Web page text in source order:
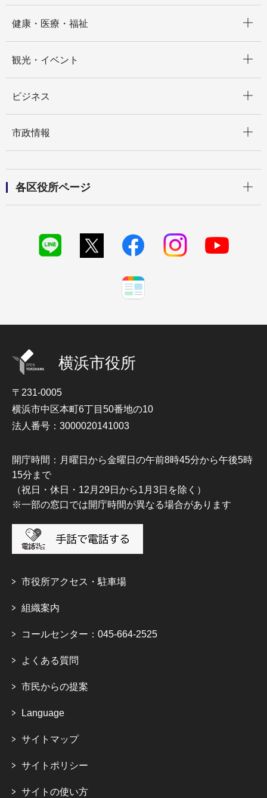
健康・医療・福祉
観光・イベント
ビジネス
市政情報
各区役所ページ
横浜市役所
〒231-0005
横浜市中区本町6丁目50番地の10
法人番号：3000020141003
開庁時間：月曜日から金曜日の午前8時45分から午後5時
15分まで
（祝日・休日・12月29日から1月3日を除く）
※一部の窓口では開庁時間が異なる場合があります
市役所アクセス・駐車場
組織案内
コールセンター：045-664-2525
よくある質問
市民からの提案
Language
サイトマップ
サイトポリシー
サイトの使い方